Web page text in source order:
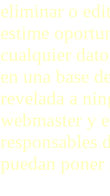
eliminar o
estime
cualquier
en una base
revelada a
webmaster y
responsables
puedan